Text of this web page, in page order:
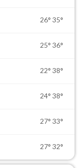
26° 35°
25° 36°
22° 38°
24° 38°
27° 33°
27° 32°